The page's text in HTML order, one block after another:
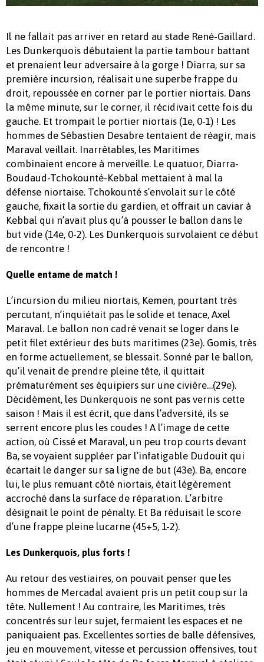
Il ne fallait pas arriver en retard au stade René-Gaillard.
Les Dunkerquois débutaient la partie tambour battant
et prenaient leur adversaire à la gorge ! Diarra, sur sa
première incursion, réalisait une superbe frappe du
droit, repoussée en corner par le portier niortais. Dans
la même minute, sur le corner, il récidivait cette fois du
gauche. Et trompait le portier niortais (1e, 0-1) ! Les
hommes de Sébastien Desabre tentaient de réagir, mais
Maraval veillait. Inarrêtables, les Maritimes
combinaient encore à merveille. Le quatuor, Diarra-
Boudaud-Tchokounté-Kebbal mettaient à mal la
défense niortaise. Tchokounté s’envolait sur le côté
gauche, fixait la sortie du gardien, et offrait un caviar à
Kebbal qui n’avait plus qu’à pousser le ballon dans le
but vide (14e, 0-2). Les Dunkerquois survolaient ce début
de rencontre !
Quelle entame de match !
L’incursion du milieu niortais, Kemen, pourtant très
percutant, n’inquiétait pas le solide et tenace, Axel
Maraval. Le ballon non cadré venait se loger dans le
petit filet extérieur des buts maritimes (23e). Gomis, très
en forme actuellement, se blessait. Sonné par le ballon,
qu’il venait de prendre pleine tête, il quittait
prématurément ses équipiers sur une civière…(29e).
Décidément, les Dunkerquois ne sont pas vernis cette
saison ! Mais il est écrit, que dans l’adversité, ils se
serrent encore plus les coudes ! A l’image de cette
action, où Cissé et Maraval, un peu trop courts devant
Ba, se voyaient suppléer par l’infatigable Dudouit qui
écartait le danger sur sa ligne de but (43e). Ba, encore
lui, le plus remuant côté niortais, était légèrement
accroché dans la surface de réparation. L’arbitre
désignait le point de pénalty. Et Ba réduisait le score
d’une frappe pleine lucarne (45+5, 1-2).
Les Dunkerquois, plus forts !
Au retour des vestiaires, on pouvait penser que les
hommes de Mercadal avaient pris un petit coup sur la
tête. Nullement ! Au contraire, les Maritimes, très
concentrés sur leur sujet, fermaient les espaces et ne
paniquaient pas. Excellentes sorties de balle défensives,
jeu en mouvement, vitesse et percussion offensives, tout